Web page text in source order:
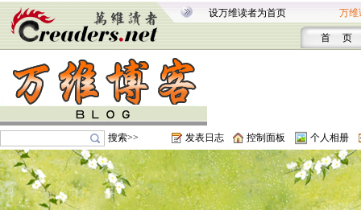
设万维读者为首页 万维
首 页
搜索>> 发表日志 控制面板 个人相册